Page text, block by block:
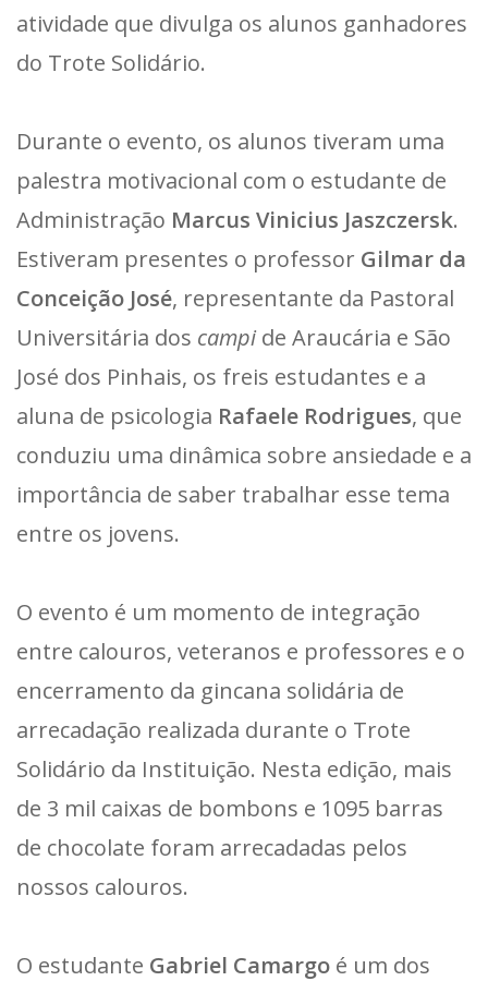
atividade que divulga os alunos ganhadores
do Trote Solidário.
Durante o evento, os alunos tiveram uma
palestra motivacional com o estudante de
Administração Marcus Vinicius Jaszczersk.
Estiveram presentes o professor Gilmar da
Conceição José, representante da Pastoral
Universitária dos campi de Araucária e São
José dos Pinhais, os freis estudantes e a
aluna de psicologia Rafaele Rodrigues, que
conduziu uma dinâmica sobre ansiedade e a
importância de saber trabalhar esse tema
entre os jovens.
O evento é um momento de integração
entre calouros, veteranos e professores e o
encerramento da gincana solidária de
arrecadação realizada durante o Trote
Solidário da Instituição. Nesta edição, mais
de 3 mil caixas de bombons e 1095 barras
de chocolate foram arrecadadas pelos
nossos calouros.
O estudante Gabriel Camargo é um dos